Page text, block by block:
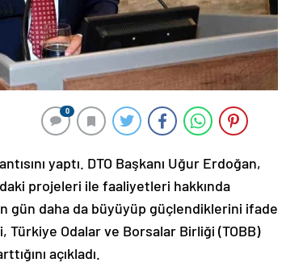
0
yaptı. DTO Başkanı Uğur Erdoğan,
projeleri ile faaliyetleri hakkında
gün daha da büyüyüp güçlendiklerini ifade
Türkiye Odalar ve Borsalar Birliği (TOBB)
açıkladı.